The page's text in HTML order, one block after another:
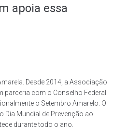
apoia essa
Desde 2014, a Associação
parceria com o Conselho Federal
o Setembro Amarelo. O
Dia Mundial de Prevenção ao
durante todo o ano.